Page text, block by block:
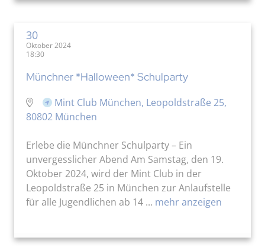
30
Oktober 2024
18:30
Münchner *Halloween* Schulparty
Mint Club München, Leopoldstraße 25,
80802 München
Erlebe die Münchner Schulparty – Ein
unvergesslicher Abend Am Samstag, den 19.
Oktober 2024, wird der Mint Club in der
Leopoldstraße 25 in München zur Anlaufstelle
für alle Jugendlichen ab 14 ... mehr anzeigen